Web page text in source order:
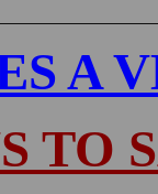
A
TO